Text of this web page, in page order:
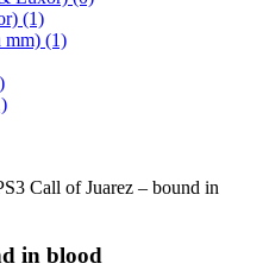
(1)
mm) (1)
Call of Juarez – bound in
in blood